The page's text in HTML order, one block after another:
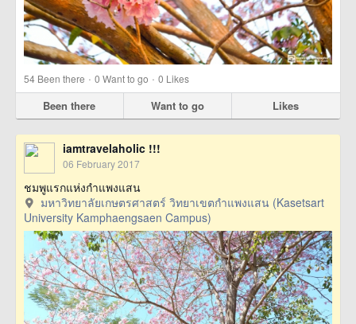
54 Been there · 0 Want to go · 0 Likes
Been there Want to go Likes
iamtravelaholic !!!
06 February 2017
ชมพูแรกแห่งกำแพงแสน
มหาวิทยาลัยเกษตรศาสตร์ วิทยาเขตกำแพงแสน (Kasetsart
University Kamphaengsaen Campus)